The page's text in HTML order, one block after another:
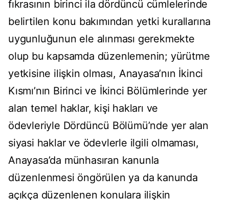
fıkrasının birinci ila dördüncü cümlelerinde
belirtilen konu bakımından yetki kurallarına
uygunluğunun ele alınması gerekmekte
olup bu kapsamda düzenlemenin; yürütme
yetkisine ilişkin olması, Anayasa’nın İkinci
Kısmı’nın Birinci ve İkinci Bölümlerinde yer
alan temel haklar, kişi hakları ve
ödevleriyle Dördüncü Bölümü’nde yer alan
siyasi haklar ve ödevlerle ilgili olmaması,
Anayasa’da münhasıran kanunla
düzenlenmesi öngörülen ya da kanunda
açıkça düzenlenen konulara ilişkin